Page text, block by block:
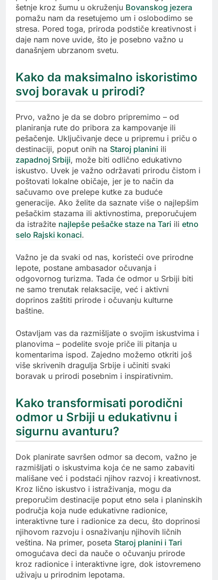
šetnje kroz šumu u okruženju Bovanskog jezera
pomažu nam da resetujemo um i oslobodimo se
stresa. Pored toga, priroda podstiče kreativnost i
daje nam nove uvide, što je posebno važno u
današnjem ubrzanom svetu.
Kako da maksimalno iskoristimo
svoj boravak u prirodi?
Prvo, važno je da se dobro pripremimo – od
planiranja rute do pribora za kampovanje ili
pešačenje. Uključivanje dece u pripremu i priču o
destinaciji, poput onih na Staroj planini ili
zapadnoj Srbiji, može biti odlično edukativno
iskustvo. Uvek je važno održavati prirodu čistom i
poštovati lokalne običaje, jer je to način da
sačuvamo ove prelepe kutke za buduće
generacije. Ako želite da saznate više o najlepšim
pešačkim stazama ili aktivnostima, preporučujem
da istražite najlepše pešačke staze na Tari ili etno
selo Rajski konaci.
Važno je da svaki od nas, koristeći ove prirodne
lepote, postane ambasador očuvanja i
odgovornog turizma. Tada će odmor u Srbiji biti
ne samo trenutak relaksacije, već i aktivni
doprinos zaštiti prirode i očuvanju kulturne
baštine.
Ostavljam vas da razmišljate o svojim iskustvima i
planovima – podelite svoje priče ili pitanja u
komentarima ispod. Zajedno možemo otkriti još
više skrivenih dragulja Srbije i učiniti svaki
boravak u prirodi posebnim i inspirativnim.
Kako transformisati porodični
odmor u Srbiji u edukativnu i
sigurnu avanturu?
Dok planirate savršen odmor sa decom, važno je
razmišljati o iskustvima koja će ne samo zabaviti
mališane već i podstaći njihov razvoj i kreativnost.
Kroz lično iskustvo i istraživanja, mogu da
preporučim destinacije poput etno sela i planinskih
područja koja nude edukativne radionice,
interaktivne ture i radionice za decu, što doprinosi
njihovom razvoju i osnaživanju njihovih ličnih
veština. Na primer, poseta Staroj planini i Tari
omogućava deci da nauče o očuvanju prirode
kroz radionice i interaktivne igre, dok istovremeno
uživaju u prirodnim lepotama.